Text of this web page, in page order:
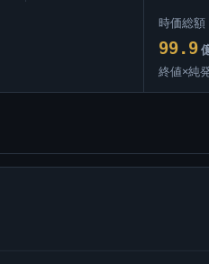
時価総額
99.9
終値×純